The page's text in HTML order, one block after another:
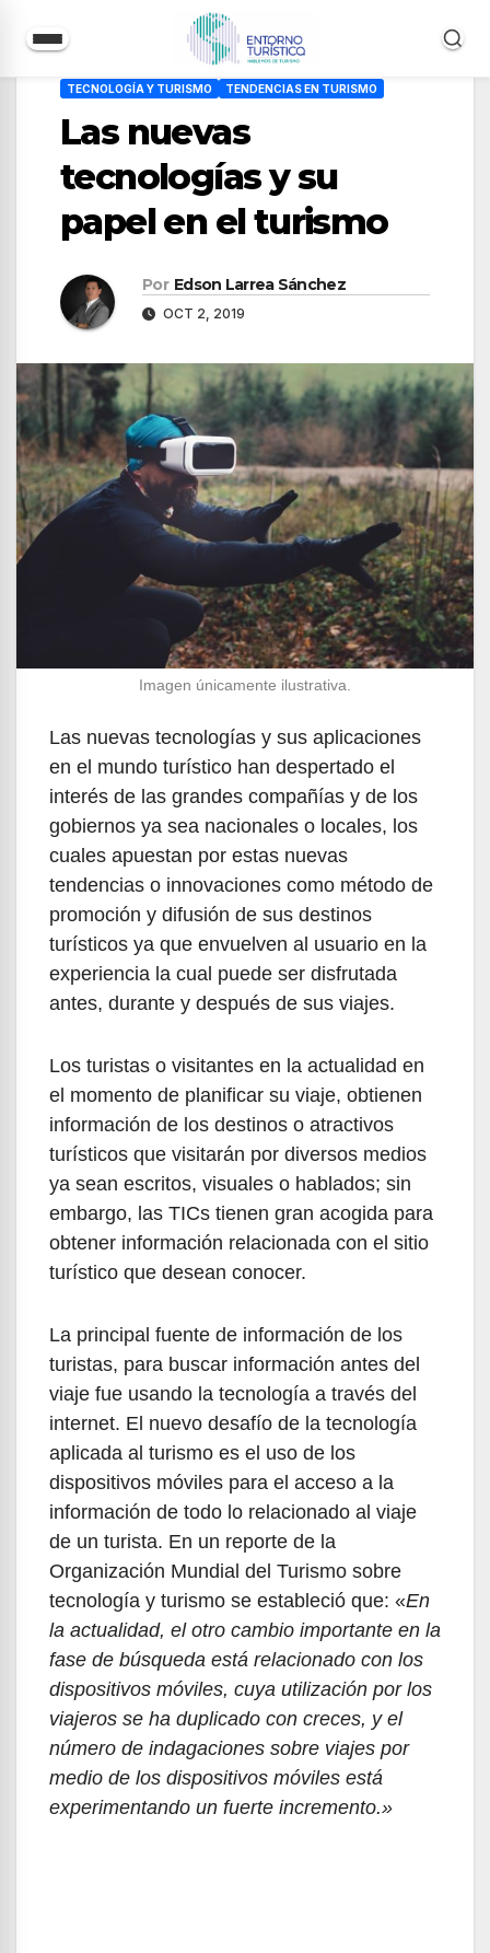
TECNOLOGÍA Y TURISMO TENDENCIAS EN TURISMO
Las nuevas
tecnologías y su
papel en el turismo
Por Edson Larrea Sánchez
OCT 2, 2019
Imagen únicamente ilustrativa.
Las nuevas tecnologías y sus aplicaciones
en el mundo turístico han despertado el
interés de las grandes compañías y de los
gobiernos ya sea nacionales o locales, los
cuales apuestan por estas nuevas
tendencias o innovaciones como método de
promoción y difusión de sus destinos
turísticos ya que envuelven al usuario en la
experiencia la cual puede ser disfrutada
antes, durante y después de sus viajes.
Los turistas o visitantes en la actualidad en
el momento de planificar su viaje, obtienen
información de los destinos o atractivos
turísticos que visitarán por diversos medios
ya sean escritos, visuales o hablados; sin
embargo, las TICs tienen gran acogida para
obtener información relacionada con el sitio
turístico que desean conocer.
La principal fuente de información de los
turistas, para buscar información antes del
viaje fue usando la tecnología a través del
internet. El nuevo desafío de la tecnología
aplicada al turismo es el uso de los
dispositivos móviles para el acceso a la
información de todo lo relacionado al viaje
de un turista. En un reporte de la
Organización Mundial del Turismo sobre
tecnología y turismo se estableció que: «En
la actualidad, el otro cambio importante en la
fase de búsqueda está relacionado con los
dispositivos móviles, cuya utilización por los
viajeros se ha duplicado con creces, y el
número de indagaciones sobre viajes por
medio de los dispositivos móviles está
experimentando un fuerte incremento.»